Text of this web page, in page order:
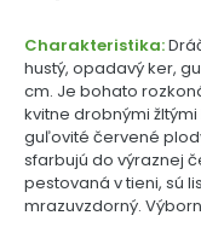
Charakteristika:
hustý, opadavý ker,
cm. Je bohato
kvitne drobnými
guľovité červené
sfarbujú do výraznej
pestovaná v tieni, sú
mrazuvzdorný.